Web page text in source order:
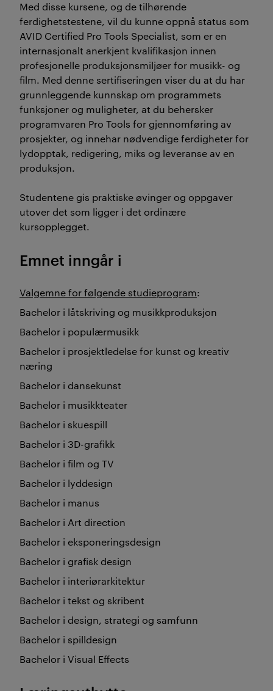
Med disse kursene, og de tilhørende
ferdighetstestene, vil du kunne oppnå status som
AVID Certified Pro Tools Specialist, som er en
internasjonalt anerkjent kvalifikasjon innen
profesjonelle produksjonsmiljøer for musikk- og
film. Med denne sertifiseringen viser du at du har
grunnleggende kunnskap om programmets
funksjoner og muligheter, at du behersker
programvaren Pro Tools for gjennomføring av
prosjekter, og innehar nødvendige ferdigheter for
lydopptak, redigering, miks og leveranse av en
produksjon.
Studentene gis praktiske øvinger og oppgaver
utover det som ligger i det ordinære
kursopplegget.
Emnet inngår i
Valgemne for følgende studieprogram:
Bachelor i låtskriving og musikkproduksjon
Bachelor i populærmusikk
Bachelor i prosjektledelse for kunst og kreativ
næring
Bachelor i dansekunst
Bachelor i musikkteater
Bachelor i skuespill
Bachelor i 3D-grafikk
Bachelor i film og TV
Bachelor i lyddesign
Bachelor i manus
Bachelor i Art direction
Bachelor i eksponeringsdesign
Bachelor i grafisk design
Bachelor i interiørarkitektur
Bachelor i tekst og skribent
Bachelor i design, strategi og samfunn
Bachelor i spilldesign
Bachelor i Visual Effects